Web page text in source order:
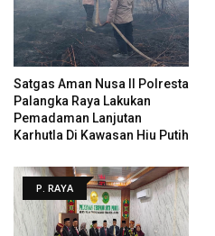
Satgas Aman Nusa II Polresta
Palangka Raya Lakukan
Pemadaman Lanjutan
Karhutla Di Kawasan Hiu Putih
P. RAYA